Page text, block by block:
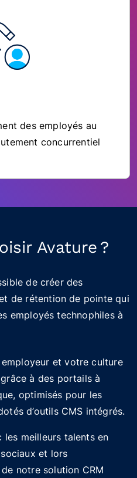
des employés au
concurrentiel
Avature ?
de créer des
de rétention de pointe qui
employés technophiles à
et votre culture
à des portails à
optimisés pour les
d’outils CMS intégrés.
les meilleurs talents en
et lors
de notre solution CRM